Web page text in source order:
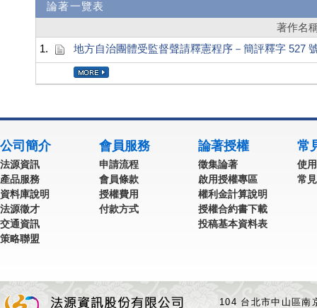
論著一覽表
著作名
1.
地方自治團體受監督聲請釋憲程序－簡評釋字 527
公司簡介
法源資訊
產品服務
資料庫說明
法源徵才
交通資訊
策略聯盟
會員服務
申請流程
會員條款
授權費用
付款方式
論著授權
徵集論著
啟用授權專區
權利金計算說明
授權合約書下載
投稿基本資料表
常
使
常
104 台北市中山區